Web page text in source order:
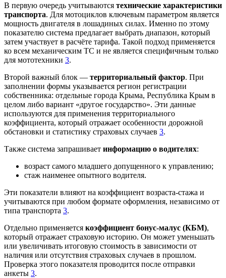
В первую очередь учитываются технические характеристики
транспорта. Для мотоциклов ключевым параметром является
мощность двигателя в лошадиных силах. Именно по этому
показателю система предлагает выбрать диапазон, который
затем участвует в расчёте тарифа. Такой подход применяется
ко всем механическим ТС и не является специфичным только
для мототехники 3.
Второй важный блок — территориальный фактор. При
заполнении формы указывается регион регистрации
собственника: отдельные города Крыма, Республика Крым в
целом либо вариант «другое государство». Эти данные
используются для применения территориального
коэффициента, который отражает особенности дорожной
обстановки и статистику страховых случаев 3.
Также система запрашивает информацию о водителях:
возраст самого младшего допущенного к управлению;
стаж наименее опытного водителя.
Эти показатели влияют на коэффициент возраста‑стажа и
учитываются при любом формате оформления, независимо от
типа транспорта 3.
Отдельно применяется коэффициент бонус‑малус (КБМ),
который отражает страховую историю. Он может уменьшать
или увеличивать итоговую стоимость в зависимости от
наличия или отсутствия страховых случаев в прошлом.
Проверка этого показателя проводится после отправки
анкеты 3.